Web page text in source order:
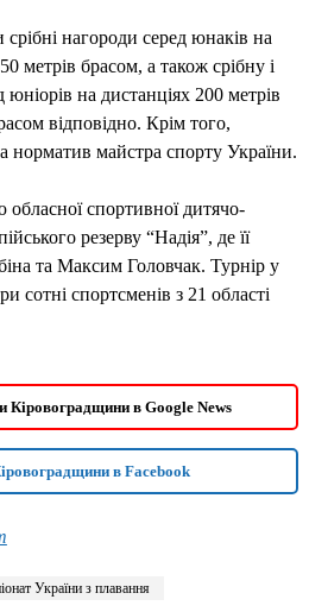
нагороди серед юнаків на
метрів брасом, а також срібну і
юніорів на дистанціях 200 метрів
відповідно. Крім того,
норматив майстра спорту України.
спортивної дитячо-
резерву “Надія”, де її
та Максим Головчак. Турнір у
сотні спортсменів з 21 області
Кіровоградщини в Google News
в Facebook
України з плавання